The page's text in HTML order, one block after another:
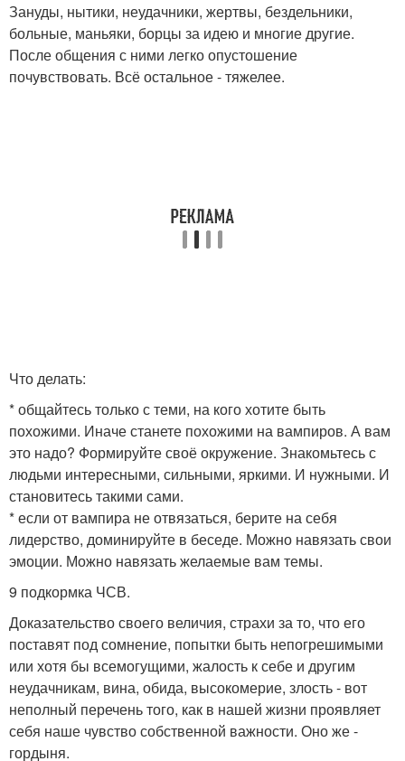
Зануды, нытики, неудачники, жертвы, бездельники,
больные, маньяки, борцы за идею и многие другие.
После общения с ними легко опустошение
почувствовать. Всё остальное - тяжелее.
Что делать:
* общайтесь только с теми, на кого хотите быть
похожими. Иначе станете похожими на вампиров. А вам
это надо? Формируйте своё окружение. Знакомьтесь с
людьми интересными, сильными, яркими. И нужными. И
становитесь такими сами.
* если от вампира не отвязаться, берите на себя
лидерство, доминируйте в беседе. Можно навязать свои
эмоции. Можно навязать желаемые вам темы.
9 подкормка ЧСВ.
Доказательство своего величия, страхи за то, что его
поставят под сомнение, попытки быть непогрешимыми
или хотя бы всемогущими, жалость к себе и другим
неудачникам, вина, обида, высокомерие, злость - вот
неполный перечень того, как в нашей жизни проявляет
себя наше чувство собственной важности. Оно же -
гордыня.